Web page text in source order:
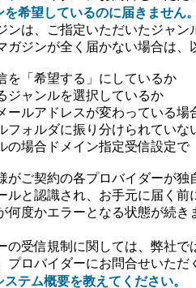
を希望しているのに届きません
ンは、ご指定いただいたジャ
ガジンが全く届かない場合は、
を「希望する」にしているか
ジャンルを選択しているか
ールアドレスが変わっている
フォルダに振り分けられていな
の場合ドメイン指定受信設定
がご契約の各プロバイダーが
ルと認識され、お手元に届く
何度かエラーとなる状態が続
の受信規制に関しては、弊社で
プロバイダーにお問合せいた
テム概要を教えてください。